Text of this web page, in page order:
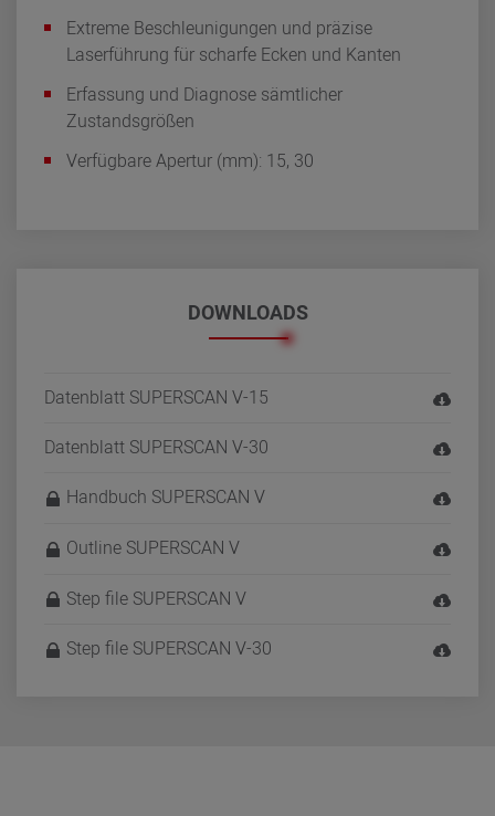
Extreme Beschleunigungen und präzise
Laserführung für scharfe Ecken und Kanten
Erfassung und Diagnose sämtlicher
Zustandsgrößen
Verfügbare Apertur (mm): 15, 30
DOWNLOADS
Datenblatt SUPERSCAN V-15
Datenblatt SUPERSCAN V-30
Handbuch SUPERSCAN V
Outline SUPERSCAN V
Step file SUPERSCAN V
Step file SUPERSCAN V-30